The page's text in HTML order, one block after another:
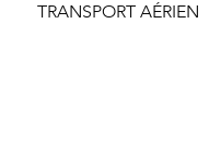
TRANSPORT AÉRIEN